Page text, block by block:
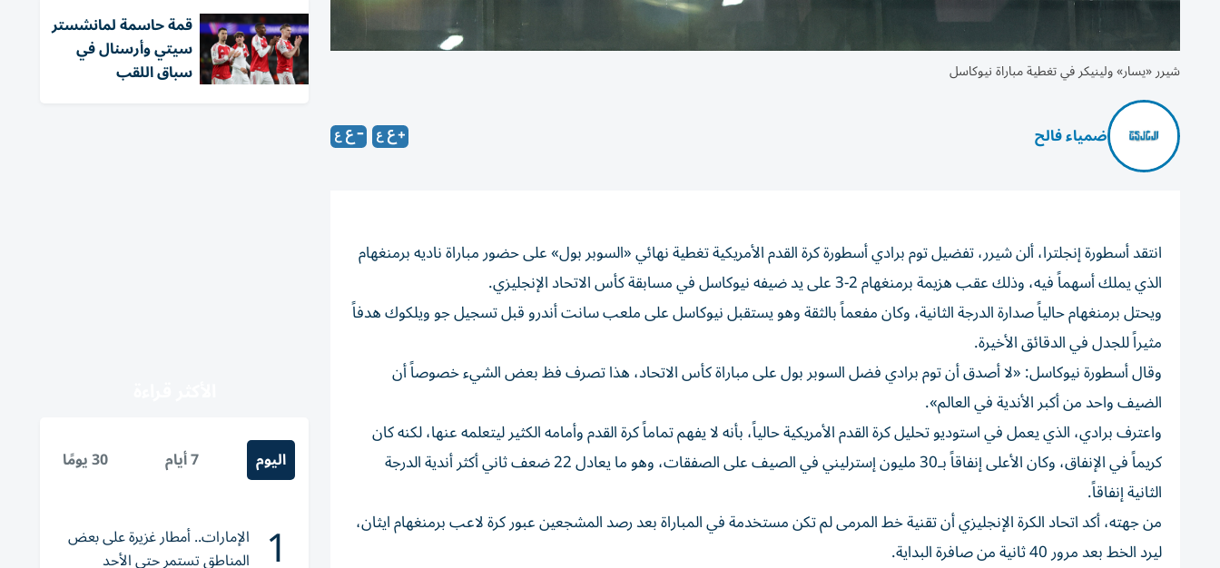
شيرر «يسار» ولينيكر في تغطية مباراة نيوكاسل
ضمياء فالح
انتقد أسطورة إنجلترا، ألن شيرر، تفضيل توم برادي أسطورة كرة القدم الأمريكية تغطية نهائي «السوبر بول» على حضور مباراة ناديه برمنغهام
الذي يملك أسهماً فيه، وذلك عقب هزيمة برمنغهام 2-3 على يد ضيفه نيوكاسل في مسابقة كأس الاتحاد الإنجليزي.
ويحتل برمنغهام حالياً صدارة الدرجة الثانية، وكان مفعماً بالثقة وهو يستقبل نيوكاسل على ملعب سانت أندرو قبل تسجيل جو ويلكوك هدفاً
مثيراً للجدل في الدقائق الأخيرة.
وقال أسطورة نيوكاسل: «لا أصدق أن توم برادي فضل السوبر بول على مباراة كأس الاتحاد، هذا تصرف فظ بعض الشيء خصوصاً أن
الضيف واحد من أكبر الأندية في العالم».
واعترف برادي، الذي يعمل في استوديو تحليل كرة القدم الأمريكية حالياً، بأنه لا يفهم تماماً كرة القدم وأمامه الكثير ليتعلمه عنها، لكنه كان
كريماً في الإنفاق، وكان الأعلى إنفاقاً بـ30 مليون إسترليني في الصيف على الصفقات، وهو ما يعادل 22 ضعف ثاني أكثر أندية الدرجة
الثانية إنفاقاً.
من جهته، أكد اتحاد الكرة الإنجليزي أن تقنية خط المرمى لم تكن مستخدمة في المباراة بعد رصد المشجعين عبور كرة لاعب برمنغهام ايثان،
ليرد الخط بعد مرور 40 ثانية من صافرة البداية.
قمة حاسمة لمانشستر
سيتي وأرسنال في
سباق اللقب
اليوم 7 أيام 30 يومًا
1 الإمارات.. أمطار غزيرة على بعض
المناطق تستمر حتى الأحد